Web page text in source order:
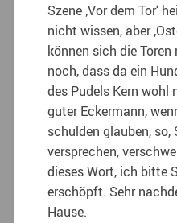
Szene ‚Vor dem Tor‘
nicht wissen, aber
können sich die
noch, dass da ein
des Pudels Kern wohl
guter Eckermann,
schulden glauben, so,
versprechen,
dieses Wort, ich bitte
erschöpft. Sehr
Hause.